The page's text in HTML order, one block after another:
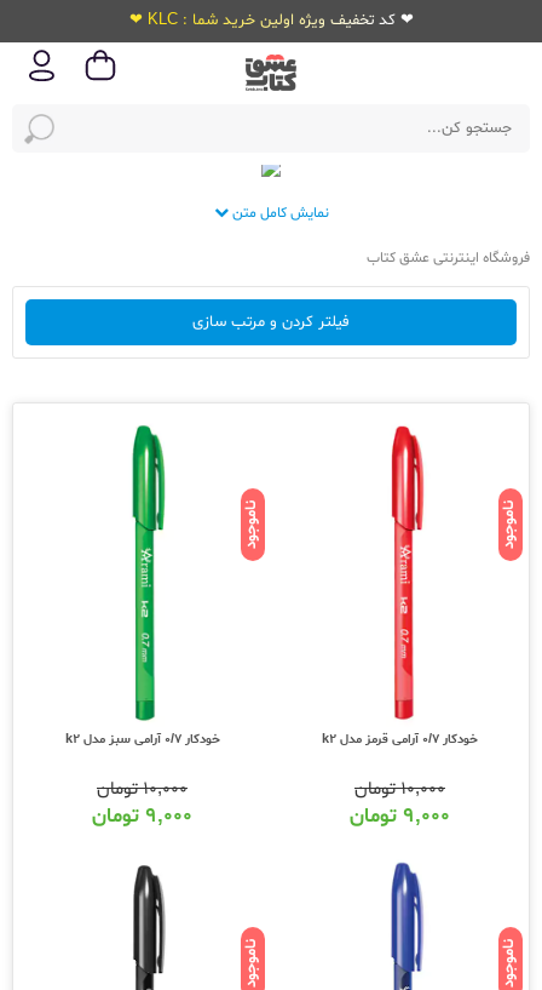
❤ کد تخفیف ویژه اولین خرید شما : KLC ❤
نمایش کامل متن
فروشگاه اینترنتی عشق کتاب
فیلتر کردن و مرتب سازی
ناموجود
خودکار 0/7 آرامی قرمز مدل k2
۱۰,۰۰۰تومان
۹,۰۰۰ تومان
ناموجود
خودکار 0/7 آرامی سبز مدل k2
۱۰,۰۰۰تومان
۹,۰۰۰ تومان
ناموجود ناموجود